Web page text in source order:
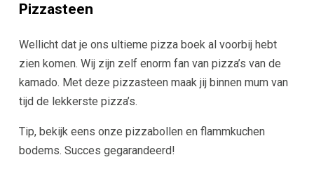
Pizzasteen
Wellicht dat je ons ultieme pizza boek al voorbij hebt
zien komen. Wij zijn zelf enorm fan van pizza’s van de
kamado. Met deze pizzasteen maak jij binnen mum van
tijd de lekkerste pizza’s.
Tip, bekijk eens onze pizzabollen en flammkuchen
bodems. Succes gegarandeerd!